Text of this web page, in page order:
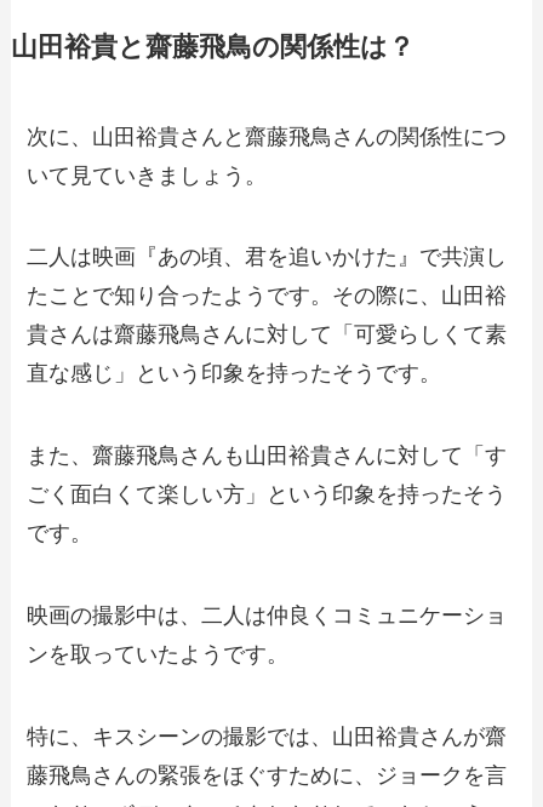
山田裕貴と齋藤飛鳥の関係性は？
次に、山田裕貴さんと齋藤飛鳥さんの関係性につ
いて見ていきましょう。
二人は映画『あの頃、君を追いかけた』で共演し
たことで知り合ったようです。その際に、山田裕
貴さんは齋藤飛鳥さんに対して「可愛らしくて素
直な感じ」という印象を持ったそうです。
また、齋藤飛鳥さんも山田裕貴さんに対して「す
ごく面白くて楽しい方」という印象を持ったそう
です。
映画の撮影中は、二人は仲良くコミュニケーショ
ンを取っていたようです。
特に、キスシーンの撮影では、山田裕貴さんが齋
藤飛鳥さんの緊張をほぐすために、ジョークを言